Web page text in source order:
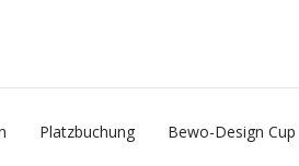
Platzbuchung Bewo-Design Cup